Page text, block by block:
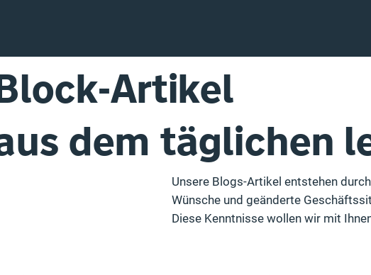
Artikel
dem täglichen
Unsere Blogs-Artikel entstehen
Wünsche und geänderte
Diese Kenntnisse wollen wir mit